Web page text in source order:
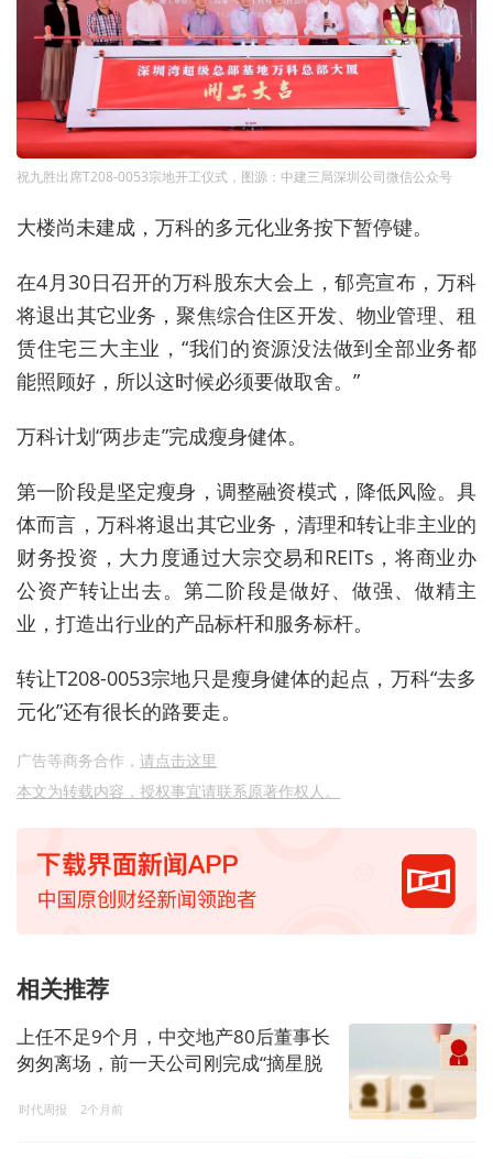
祝九胜出席T208-0053宗地开工仪式，图源：中建三局深圳公司微信公众号
大楼尚未建成，万科的多元化业务按下暂停键。
在4月30日召开的万科股东大会上，郁亮宣布，万科
将退出其它业务，聚焦综合住区开发、物业管理、租
赁住宅三大主业，“我们的资源没法做到全部业务都
能照顾好，所以这时候必须要做取舍。”
万科计划“两步走”完成瘦身健体。
第一阶段是坚定瘦身，调整融资模式，降低风险。具
体而言，万科将退出其它业务，清理和转让非主业的
财务投资，大力度通过大宗交易和REITs，将商业办
公资产转让出去。第二阶段是做好、做强、做精主
业，打造出行业的产品标杆和服务标杆。
转让T208-0053宗地只是瘦身健体的起点，万科“去多
元化”还有很长的路要走。
广告等商务合作， 请点击这里
本文为转载内容，授权事宜请联系原著作权人。
相关推荐
上任不足9个月，中交地产80后董事长
匆匆离场，前一天公司刚完成“摘星脱
时代周报 2个月前